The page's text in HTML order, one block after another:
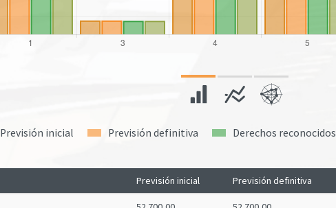
Previsión inicial Previsión definitiva Derechos reconocidos
Previsión inicial Previsión definitiva